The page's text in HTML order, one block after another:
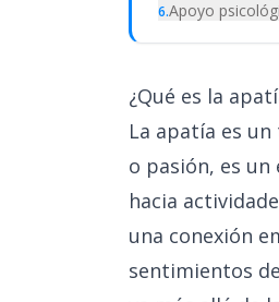
6.Apoyo
¿Qué es la
La apatía es
o pasión, es
hacia
una conexión
sentimientos